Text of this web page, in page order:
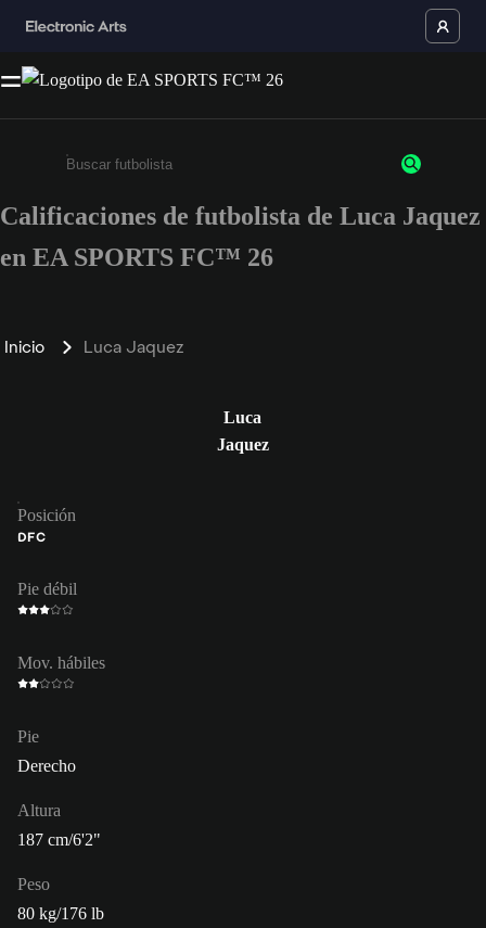
Ingresa un mínimo de 3 caracteres o números
Calificaciones de futbolista de Luca Jaquez
en EA SPORTS FC™ 26
Inicio Luca Jaquez
Luca
Jaquez
Posición
DFC
Pie débil
Mov. hábiles
Pie
Derecho
Altura
187 cm/6'2"
Peso
80 kg/176 lb